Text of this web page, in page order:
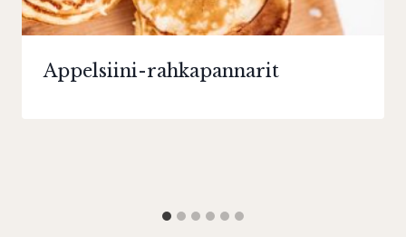
Appelsiini-rahkapannarit